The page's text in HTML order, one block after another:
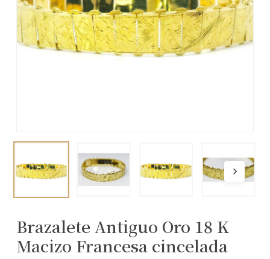
Brazalete Antiguo Oro 18 K
Macizo Francesa cincelada